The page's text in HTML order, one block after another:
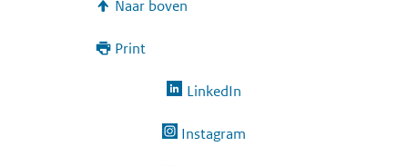
Naar boven
Print
LinkedIn
Instagram